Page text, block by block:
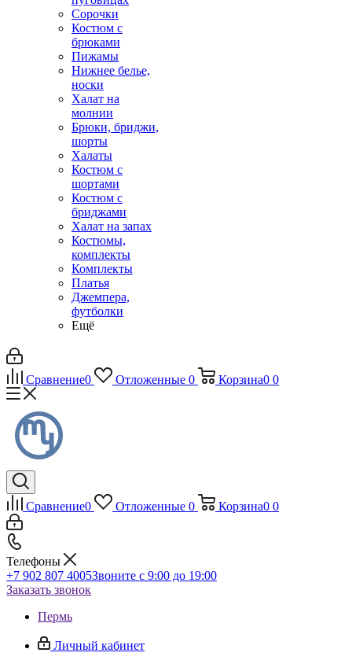
Сорочки
Костюм с
брюками
Пижамы
Нижнее белье,
носки
Халат на
молнии
Брюки, бриджи,
шорты
Халаты
Костюм с
шортами
Костюм с
бриджами
Халат на запах
Костюмы,
комплекты
Комплекты
Платья
Джемпера,
футболки
Ещё
Сравнение0 Отложенные 0 Корзина0 0
Сравнение0 Отложенные 0 Корзина0 0
Телефоны
+7 902 807 4005Звоните с 9:00 до 19:00
Заказать звонок
Пермь
Личный кабинет